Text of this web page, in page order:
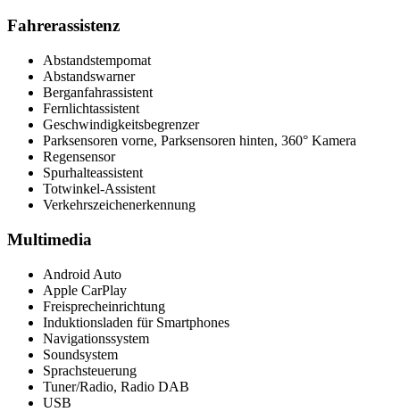
Fahrerassistenz
Abstandstempomat
Abstandswarner
Berganfahrassistent
Fernlichtassistent
Geschwindigkeitsbegrenzer
Parksensoren vorne, Parksensoren hinten, 360° Kamera
Regensensor
Spurhalteassistent
Totwinkel-Assistent
Verkehrszeichenerkennung
Multimedia
Android Auto
Apple CarPlay
Freisprecheinrichtung
Induktionsladen für Smartphones
Navigationssystem
Soundsystem
Sprachsteuerung
Tuner/Radio, Radio DAB
USB